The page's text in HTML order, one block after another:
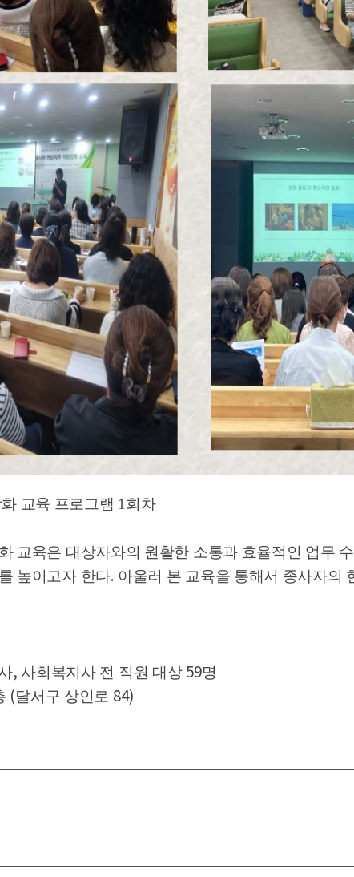
교육 프로그램 1회차
교육은 대상자와의 원활한 소통과 효율적인 업무
높이고자 한다. 아울러 본 교육을 통해서 종사자의
, 사회복지사 전 직원 대상 59명
(달서구 상인로 84)